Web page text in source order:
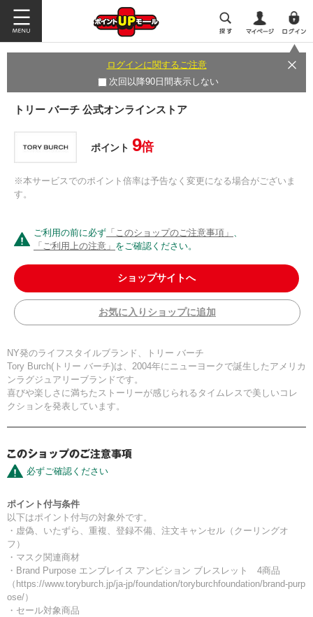
ログインに関するご注意
次回以降90日間表示しない
トリー バーチ 公式オンラインストア
ポイント 9倍
※本サービスでのポイント倍率は予告なく変更になる場合がございま
す。
ご利用の前に必ず 「このショップのご注意事項」 、
「ご利用上の注意」 をご確認ください。
ショップサイトへ
お気に入りショップに追加
NY発のライフスタイルブランド、トリー バーチ
Tory Burch(トリー バーチ)は、2004年にニューヨークで誕生したアメリカ
ンラグジュアリーブランドです。
喜びや楽しさに満ちたストーリーが感じられるタイムレスで美しいコレ
クションを発表しています。
必ずご確認ください
ポイント付与条件
以下はポイント付与の対象外です。
・虚偽、いたずら、重複、登録不備、注文キャンセル（クーリングオ
フ）
・マスク関連商材
・Brand Purpose エンブレイス アンビション ブレスレット 4商品
（https://www.toryburch.jp/ja-jp/foundation/toryburchfoundation/brand-purp
ose/）
・セール対象商品